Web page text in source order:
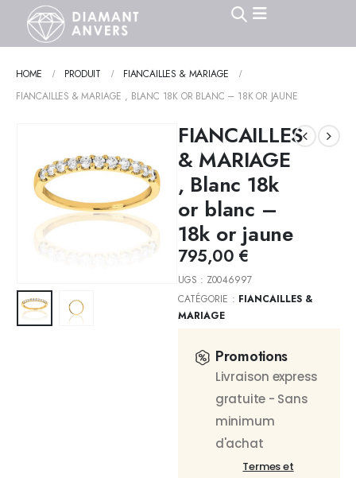
HOME PRODUIT
FIANCAILLES & MARIAGE
FIANCAILLES & MARIAGE , BLANC 18K OR BLANC – 18K OR JAUNE
FIANCAILLES
& MARIAGE
, Blanc 18k
or blanc –
18k or jaune
795,00 €
UGS : Z0046997
CATÉGORIE : FIANCAILLES &
MARIAGE
Promotions
Livraison express
gratuite - Sans
minimum
d'achat
Termes et